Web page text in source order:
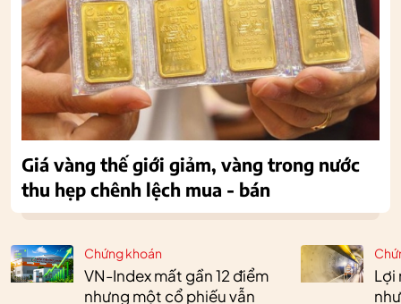
Chứng khoán
VN-Index mất gần 12 điểm
nhưng một cổ phiếu vẫn
Lợi
Giá vàng thế giới giảm, vàng trong nước
thu hẹp chênh lệch mua - bán